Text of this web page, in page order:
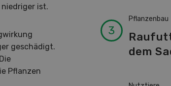
ist.
geschädigt.
Pflanzen
Pflanzenbau
dem